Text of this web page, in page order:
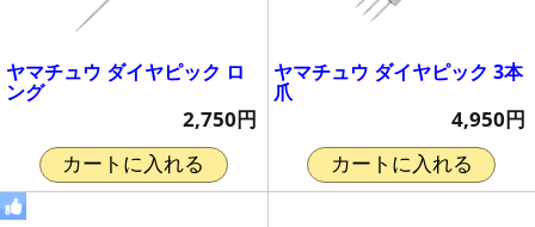
ヤマチュウ ダイヤピック ロ
ング
2,750円
カートに入れる
ヤマチュウ ダイヤピック 3本
爪
4,950円
カートに入れる